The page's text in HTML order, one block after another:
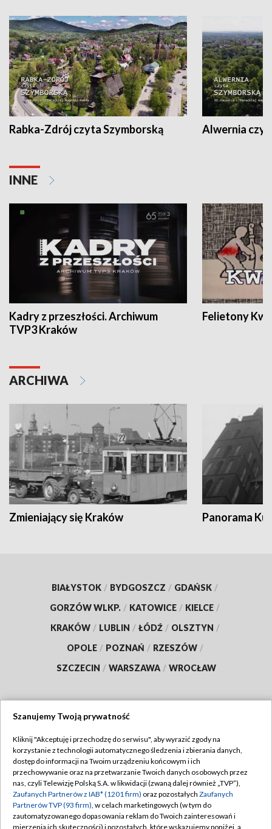
Rabka-Zdrój czyta Szymborską Alwernia
INNE
Kadry z przeszłości. Archiwum
TVP3 Kraków
Felietony
ARCHIWA
Zmieniający się Kraków Panorama
BIAŁYSTOK / BYDGOSZCZ / GDAŃSK /
GORZÓW WLKP. / KATOWICE / KIELCE /
KRAKÓW / LUBLIN / ŁÓDŹ / OLSZTYN /
OPOLE / POZNAŃ / RZESZÓW /
SZCZECIN / WARSZAWA / WROCŁAW
TVP
Abonament TVP
Emisja w TVP
Centrum informacji TVP
Regulamin TVP
Polityka prywatności
Moje zgody
Szanujemy Twoją prywatność
Kliknij "Akceptuję i przechodzę do serwisu", aby wyrazić zgody na
korzystanie z technologii automatycznego śledzenia i zbierania danych,
dostęp do informacji na Twoim urządzeniu końcowym i ich
przechowywanie oraz na przetwarzanie Twoich danych osobowych przez
nas, czyli Telewizję Polską S.A. w likwidacji (zwaną dalej również „TVP”),
Zaufanych Partnerów z IAB* (1201 firm) oraz pozostałych Zaufanych
Partnerów TVP (93 firm), w celach marketingowych (w tym do
zautomatyzowanego dopasowania reklam do Twoich zainteresowań i
mierzenia ich skuteczności) i pozostałych, które wskazujemy poniżej, a